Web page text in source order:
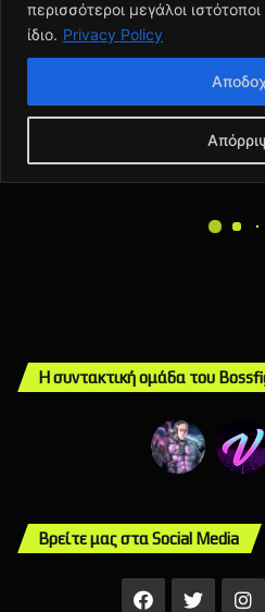
Η συντακτική ομάδα του
Βρείτε μας στα Social Media
Facebook
X